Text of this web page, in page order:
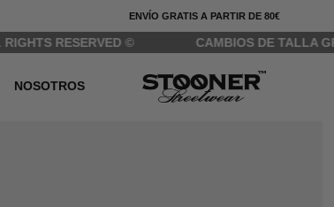
ENVÍO GRATIS A PARTIR DE 80€
© CAMBIOS DE TALLA GRATIS
NOSOTROS